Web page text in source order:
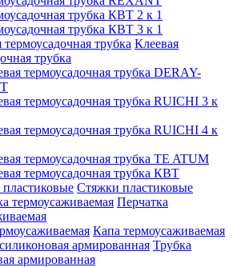
трубка КВТ 2 к 1
трубка КВТ 3 к 1
Клеевая
трубка
термоусадочная трубка DERAY-
термоусадочная трубка RUICHI 3 к
термоусадочная трубка RUICHI 4 к
термоусадочная трубка TE ATUM
термоусадочная трубка КВТ
Стяжки пластиковые
Перчатка
Капа термоусаживаемая
Трубка
армированная